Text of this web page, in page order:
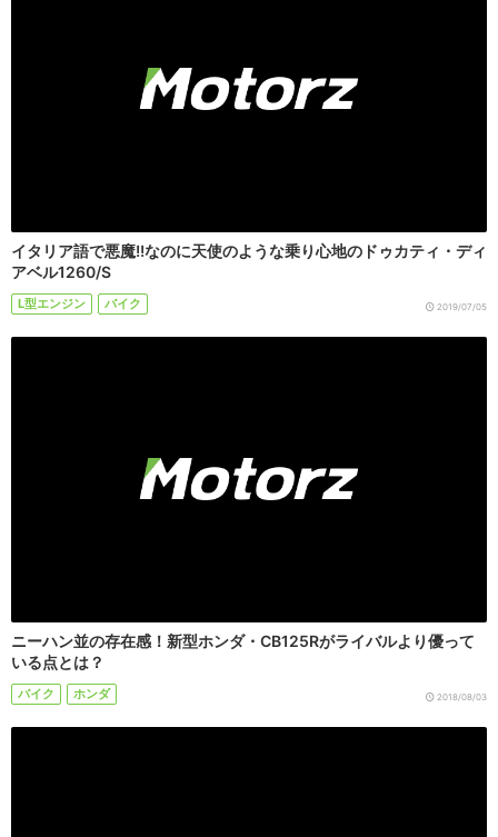
イタリア語で悪魔!!なのに天使のような乗り心地のドゥカティ・ディ
アベル1260/S
L型エンジン バイク 2019/07/05
ニーハン並の存在感！新型ホンダ・CB125Rがライバルより優って
いる点とは？
バイク ホンダ 2018/08/03